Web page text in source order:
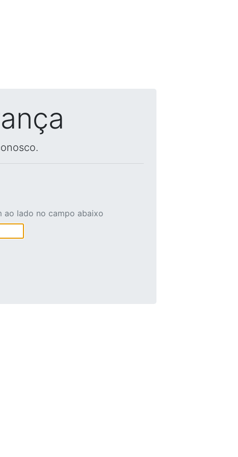
ao lado no campo abaixo